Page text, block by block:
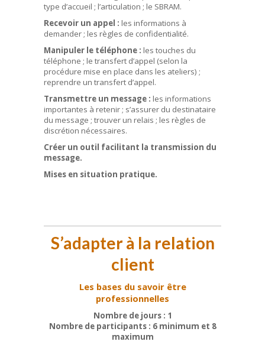
type d’accueil ; l’articulation ; le SBRAM.
Recevoir un appel : les informations à
demander ; les règles de confidentialité.
Manipuler le téléphone : les touches du
téléphone ; le transfert d’appel (selon la
procédure mise en place dans les ateliers) ;
reprendre un transfert d’appel.
Transmettre un message : les informations
importantes à retenir ; s’assurer du destinataire
du message ; trouver un relais ; les règles de
discrétion nécessaires.
Créer un outil facilitant la transmission du
message.
Mises en situation pratique.
S’adapter à la relation
client
Les bases du savoir être
professionnelles
Nombre de jours : 1
Nombre de participants : 6 minimum et 8
maximum